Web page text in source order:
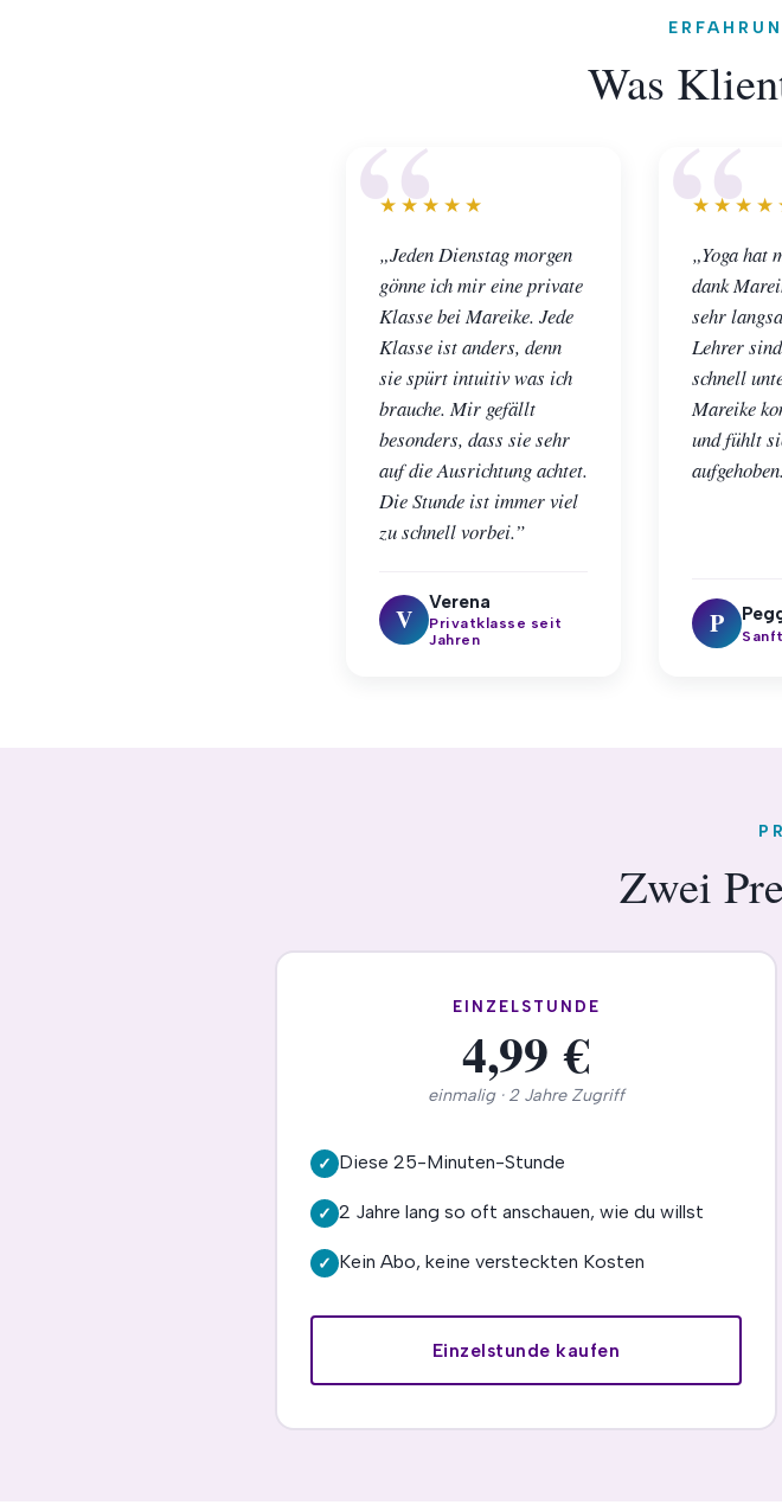
Was
★★★★★
„Jeden Dienstag morgen
gönne ich mir eine private
Klasse bei Mareike. Jede
Klasse ist anders, denn
sie spürt intuitiv was ich
brauche. Mir gefällt
besonders, dass sie sehr
auf die Ausrichtung achtet.
Die Stunde ist immer viel
zu schnell vorbei.”
V
Verena
Privatklasse seit
Jahren
„Yoga hat
dank
sehr
Lehrer
schnell
Mareike
und fühlt
P
Zwei
EINZELSTUNDE
4,99 €
einmalig · 2 Jahre Zugriff
✓ Diese 25-Minuten-Stunde
✓ 2 Jahre lang so oft anschauen, wie du willst
✓ Kein Abo, keine versteckten Kosten
Einzelstunde kaufen